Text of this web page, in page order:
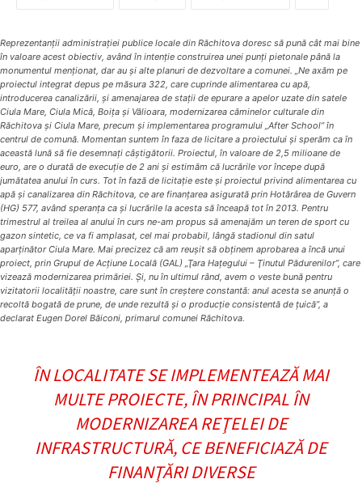
Reprezentanţii administraţiei publice locale din Răchitova doresc să pună cât mai bine
în valoare acest obiectiv, având în intenţie construirea unei punţi pietonale până la
monumentul menţionat, dar au şi alte planuri de dezvoltare a comunei. „Ne axăm pe
proiectul integrat depus pe măsura 322, care cuprinde alimentarea cu apă,
introducerea canalizării, şi amenajarea de staţii de epurare a apelor uzate din satele
Ciula Mare, Ciula Mică, Boiţa şi Vălioara, modernizarea căminelor culturale din
Răchitova şi Ciula Mare, precum şi implementarea programului „After School” în
centrul de comună. Momentan suntem în faza de licitare a proiectului şi sperăm ca în
această lună să fie desemnaţi câştigătorii. Proiectul, în valoare de 2,5 milioane de
euro, are o durată de execuţie de 2 ani şi estimăm că lucrările vor începe după
jumătatea anului în curs. Tot în fază de licitaţie este şi proiectul privind alimentarea cu
apă şi canalizarea din Răchitova, ce are finanţarea asigurată prin Hotărârea de Guvern
(HG) 577, având speranţa ca şi lucrările la acesta să înceapă tot în 2013. Pentru
trimestrul al treilea al anului în curs ne-am propus să amenajăm un teren de sport cu
gazon sintetic, ce va fi amplasat, cel mai probabil, lângă stadionul din satul
aparţinător Ciula Mare. Mai precizez că am reuşit să obţinem aprobarea a încă unui
proiect, prin Grupul de Acţiune Locală (GAL) „Ţara Haţegului – Ţinutul Pădurenilor”, care
vizează modernizarea primăriei. Şi, nu în ultimul rând, avem o veste bună pentru
vizitatorii localităţii noastre, care sunt în creştere constantă: anul acesta se anunţă o
recoltă bogată de prune, de unde rezultă şi o producţie consistentă de ţuică”, a
declarat Eugen Dorel Băiconi, primarul comunei Răchitova.
ÎN LOCALITATE SE IMPLEMENTEAZĂ MAI
MULTE PROIECTE, ÎN PRINCIPAL ÎN
MODERNIZAREA REŢELEI DE
INFRASTRUCTURĂ, CE BENEFICIAZĂ DE
FINANŢĂRI DIVERSE